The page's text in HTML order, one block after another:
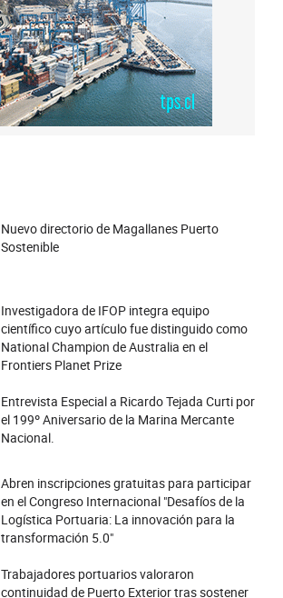
Nuevo directorio de Magallanes Puerto
Sostenible
Investigadora de IFOP integra equipo
científico cuyo artículo fue distinguido como
National Champion de Australia en el
Frontiers Planet Prize
Entrevista Especial a Ricardo Tejada Curti por
el 199º Aniversario de la Marina Mercante
Nacional.
Abren inscripciones gratuitas para participar
en el Congreso Internacional "Desafíos de la
Logística Portuaria: La innovación para la
transformación 5.0"
Trabajadores portuarios valoraron
continuidad de Puerto Exterior tras sostener